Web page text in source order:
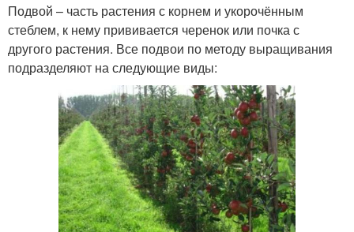
Подвой – часть растения с корнем и укорочённым
стеблем, к нему прививается черенок или почка с
другого растения. Все подвои по методу выращивания
подразделяют на следующие виды: